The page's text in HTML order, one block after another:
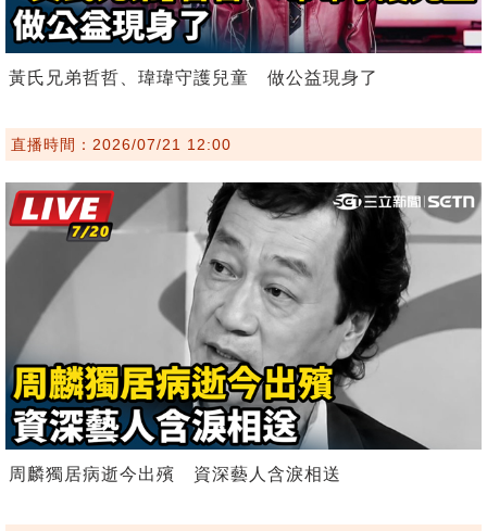
黃氏兄弟哲哲、瑋瑋守護兒童 做公益現身了
直播時間：2026/07/21 12:00
周麟獨居病逝今出殯 資深藝人含淚相送